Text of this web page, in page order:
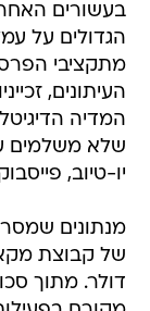
בעשורים
מתקציבי
העיתונים,
המדיה
שלא משלמים
יו-טיוב,
מנתונים